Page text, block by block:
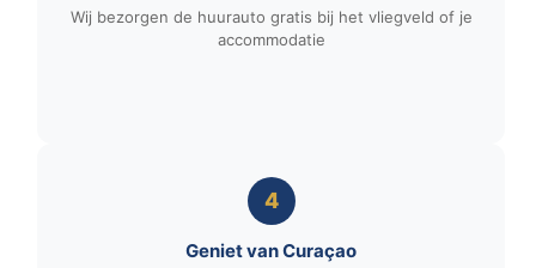
Wij bezorgen de huurauto gratis bij het vliegveld of je
accommodatie
4
Geniet van Curaçao